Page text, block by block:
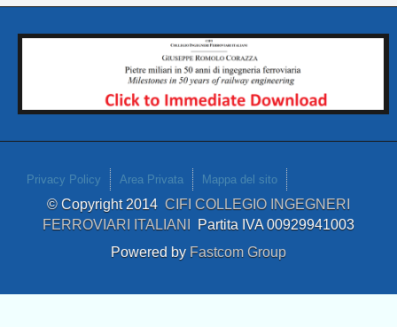
Privacy Policy Area Privata Mappa del sito
© Copyright 2014 CIFI COLLEGIO INGEGNERI
FERROVIARI ITALIANI Partita IVA 00929941003
Powered by Fastcom Group